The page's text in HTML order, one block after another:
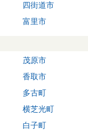
四街道市
富里市
茂原市
香取市
多古町
横芝光町
白子町